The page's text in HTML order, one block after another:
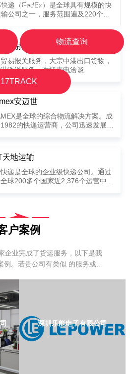
派、FBA等服务。
物流查询
17TRACK
递（FedEx）是全球具有规模的快
公司之一，服务范围遍及220个国
时效快，门到门的国际速递服务。
运送较高价值、对时效要求较高的货
服务分为优先型（IP）和经济型
贸易报关及中港进出口
易报关服务，大宗中港出口货物，
派送服务，欢迎来电洽谈
安迈世
是全球的综合物流解决方案。成
的快递运营商，公司迅速发展成
天地运输
递是全球的企业级快递公司。通过
球200多个国家近2,376个运营中
户案例
企业完成了货运服务，以下是我
。若贵公司有类似 的服务或者
深圳乐能电子有限公司